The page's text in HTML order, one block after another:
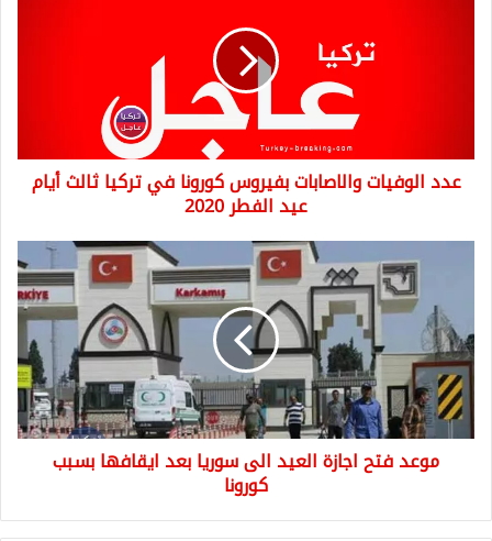
أيام
عيدعدد الوفيات والاصابات بفيروس كورونا في تركيا ثالث أيام
عيد الفطر 2020
العيد
الى
سوريا
بعد
ايقافها
بسبب
موعد فتح اجازة العيد الى سوريا بعد ايقافها بسبب
كورونا